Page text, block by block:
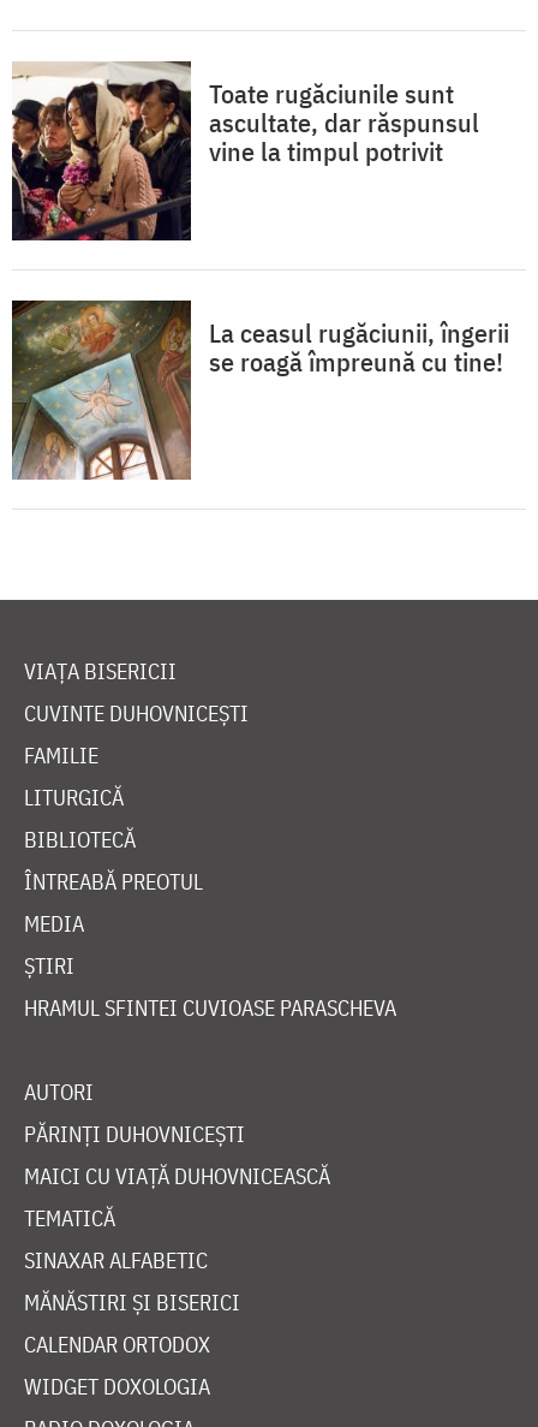
Toate rugăciunile sunt
ascultate, dar răspunsul
vine la timpul potrivit
La ceasul rugăciunii, îngerii
se roagă împreună cu tine!
VIAȚA BISERICII
CUVINTE DUHOVNICEȘTI
FAMILIE
LITURGICĂ
BIBLIOTECĂ
ÎNTREABĂ PREOTUL
MEDIA
ȘTIRI
HRAMUL SFINTEI CUVIOASE PARASCHEVA
AUTORI
PĂRINȚI DUHOVNICEȘTI
MAICI CU VIAȚĂ DUHOVNICEASCĂ
TEMATICĂ
SINAXAR ALFABETIC
MĂNĂSTIRI ȘI BISERICI
CALENDAR ORTODOX
WIDGET DOXOLOGIA